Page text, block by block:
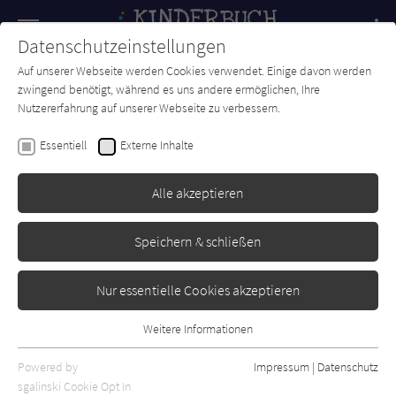
SUCHE Forum Charts Newsletter
Sylvia Englert
Meere und Ozeane
Erschienen: April 2008 0
Datenschutzeinstellungen
Auf unserer Webseite werden Cookies verwendet. Einige davon werden
zwingend benötigt, während es uns andere ermöglichen, Ihre
Nutzererfahrung auf unserer Webseite zu verbessern.
Essentiell Externe Inhalte
Alle akzeptieren
Speichern & schließen
Nur essentielle Cookies akzeptieren
Essentielle Cookies werden für grundlegende Funktionen der
Webseite benötigt. Dadurch ist gewährleistet, dass die Webseite
Weitere Informationen
Powered by
sgalinski Cookie Opt In
Impressum | Datenschutz